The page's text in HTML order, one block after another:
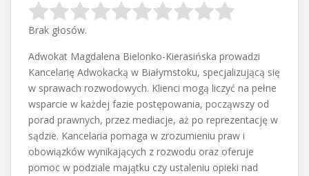
Brak głosów.
Adwokat Magdalena Bielonko-Kierasińska prowadzi
Kancelarię Adwokacką w Białymstoku, specjalizującą się
w sprawach rozwodowych. Klienci mogą liczyć na pełne
wsparcie w każdej fazie postępowania, począwszy od
porad prawnych, przez mediacje, aż po reprezentację w
sądzie. Kancelaria pomaga w zrozumieniu praw i
obowiązków wynikających z rozwodu oraz oferuje
pomoc w podziale majątku czy ustaleniu opieki nad